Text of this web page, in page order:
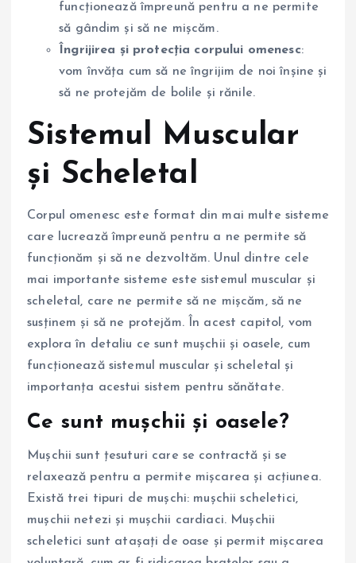
funcționează împreună pentru a ne permite
să gândim și să ne mișcăm.
Îngrijirea și protecția corpului omenesc:
vom învăța cum să ne îngrijim de noi înșine și
să ne protejăm de bolile și rănile.
Sistemul Muscular
și Scheletal
Corpul omenesc este format din mai multe sisteme
care lucrează împreună pentru a ne permite să
funcționăm și să ne dezvoltăm. Unul dintre cele
mai importante sisteme este sistemul muscular și
scheletal, care ne permite să ne mișcăm, să ne
susținem și să ne protejăm. În acest capitol, vom
explora în detaliu ce sunt mușchii și oasele, cum
funcționează sistemul muscular și scheletal și
importanța acestui sistem pentru sănătate.
Ce sunt mușchii și oasele?
Mușchii sunt țesuturi care se contractă și se
relaxează pentru a permite mișcarea și acțiunea.
Există trei tipuri de mușchi: mușchii scheletici,
mușchii netezi și mușchii cardiaci. Mușchii
scheletici sunt atașați de oase și permit mișcarea